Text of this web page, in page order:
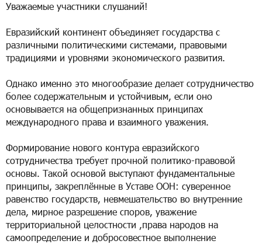
Уважаемые участники слушаний!
Евразийский континент объединяет государства с
различными политическими системами, правовыми
традициями и уровнями экономического развития.
Однако именно это многообразие делает сотрудничество
более содержательным и устойчивым, если оно
основывается на общепризнанных принципах
международного права и взаимного уважения.
Формирование нового контура евразийского
сотрудничества требует прочной политико-правовой
основы. Такой основой выступают фундаментальные
принципы, закреплённые в Уставе ООН: суверенное
равенство государств, невмешательство во внутренние
дела, мирное разрешение споров, уважение
территориальной целостности ,права народов на
самоопределение и добросовестное выполнение